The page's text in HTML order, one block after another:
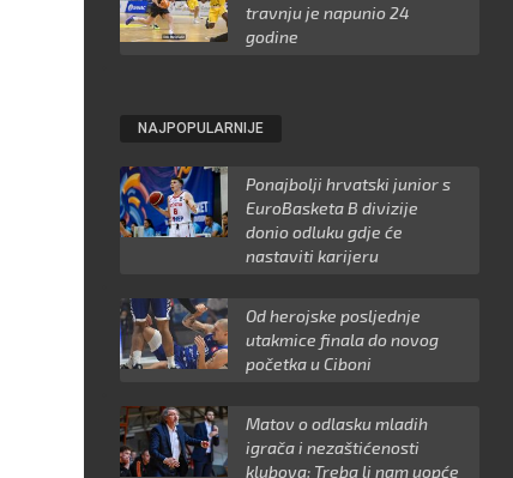
travnju je napunio 24
godine
NAJPOPULARNIJE
Ponajbolji hrvatski junior s
EuroBasketa B divizije
donio odluku gdje će
nastaviti karijeru
Od herojske posljednje
utakmice finala do novog
početka u Ciboni
Matov o odlasku mladih
igrača i nezaštićenosti
klubova: Treba li nam uopće